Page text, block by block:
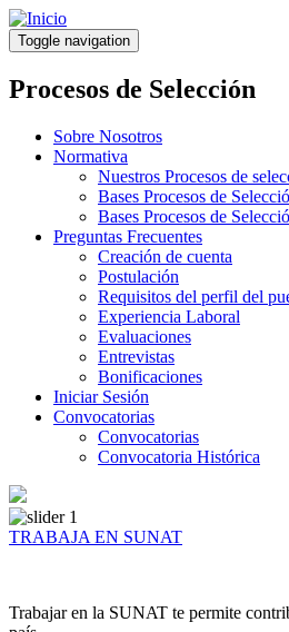
Pasar
al
contenido
principal
Toggle navigation
Procesos de Selección
Sobre Nosotros
Normativa
Nuestros Procesos de
Bases Procesos de
Bases Procesos de
Preguntas Frecuentes
Creación de cuenta
Postulación
Requisitos del perfil del
Experiencia Laboral
Evaluaciones
Entrevistas
Bonificaciones
Iniciar Sesión
Convocatorias
Convocatorias
Convocatoria Histórica
TRABAJA EN SUNAT
Trabajar en la SUNAT te permite